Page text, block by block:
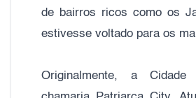
de bairros ricos como os
estivesse voltado para os
Originalmente, a